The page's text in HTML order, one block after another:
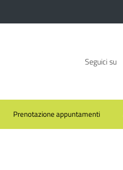
Seguici su
Prenotazione appuntamenti